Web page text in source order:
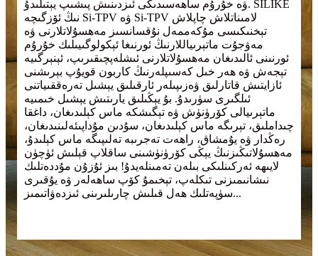
ۋە خۇرۇم ساھەسىدىكى ئىزدىنىش پىشىپ يېتىلىدۇ. SILIKE
نىڭ ئۆزگىچە Si-TPV ۋە Si-TPV لامىناتلاش چاپلاش
تېخنىكىسى مۇكەممەل نۇقسانسىز مەھسۇلاتلارنى ۋە
مەۋجۇت ماتېرىياللارنىڭ ئورنىغا ئېكولوگىيىلىك خۇرۇم
ئورنىنى ئالىدىغان مەھسۇلاتلارنى ئىشلەپچىقىرىپ، ئېنېرگىيە
تېجەش ۋە ھەر خىل كەسىپلەرنىڭ كاربون قويۇپ بېرىشنى
ئازايتىش قاتارلىق ۋەزىپىلەر ئارقىلىق يېشىل تەرەققىياتنى
ئىلگىرى سۈرىدۇ. بۇ يېڭىلىق يارىتىش يېشىل خىمىيە
ماتېرىيالى كۆرۈنۈش ۋە تېگىشكە ماس كېلىدىغان، داغقا
چىداملىق، تېرىگە ماس كېلىدىغان، سۇدىن مۇداپىئەلىنىدىغان،
رەڭدار ۋە يۇمشاق، راھەت تەجرىبە تەلىپىگە ماس كېلىدۇ،
مەھسۇلاتىڭىزنىڭ يېڭى كۆرۈنۈشىنى ساقلاپ قېلىش ئۈچۈن
لايىھە ئەركىنلىكى بىلەن تەمىنلەيدۇ! بىز ئۇزۇن مۇددەتلىك
نىشانىمىزنى تىكلەپ، تېخىمۇ كۆپ ساھەلەر ۋە يۇقىرى
سۈپەتلىك ھەل قىلىش چارىلىرىنى ئىزدەۋاتىمىز...